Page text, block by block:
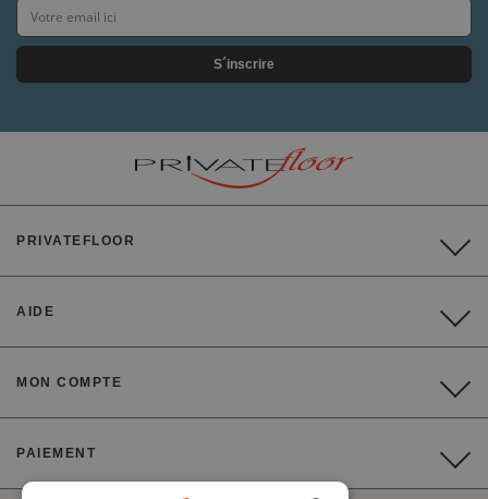
S´inscrire
PRIVATEFLOOR
AIDE
MON COMPTE
PAIEMENT